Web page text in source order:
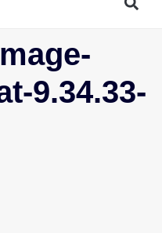
9.34.33-